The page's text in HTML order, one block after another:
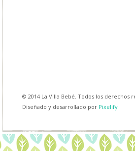
© 2014 La Villa Bebé. Todos los derechos
Diseñado y desarrollado por Pixelify